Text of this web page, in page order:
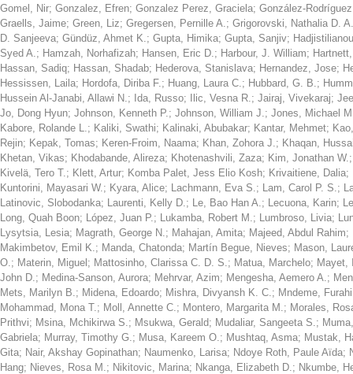
Gomel, Nir; Gonzalez, Efren; Gonzalez Perez, Graciela; González-
Graells, Jaime; Green, Liz; Gregersen, Pernille A.; Grigorovski, Nathalia D.
D. Sanjeeva; Gündüz, Ahmet K.; Gupta, Himika; Gupta, Sanjiv;
Syed A.; Hamzah, Norhafizah; Hansen, Eric D.; Harbour, J. William;
Hassan, Sadiq; Hassan, Shadab; Hederova, Stanislava; Hernandez, Jose;
Hessissen, Laila; Hordofa, Diriba F.; Huang, Laura C.; Hubbard, G. B.;
Hussein Al-Janabi, Allawi N.; Ida, Russo; Ilic, Vesna R.; Jairaj, Vivekaraj;
Jo, Dong Hyun; Johnson, Kenneth P.; Johnson, William J.; Jones, Michael
Kabore, Rolande L.; Kaliki, Swathi; Kalinaki, Abubakar; Kantar, Mehmet;
Rejin; Kepak, Tomas; Keren-Froim, Naama; Khan, Zohora J.; Khaqan,
Khetan, Vikas; Khodabande, Alireza; Khotenashvili, Zaza; Kim, Jonathan W.
Kivelä, Tero T.; Klett, Artur; Komba Palet, Jess Elio Kosh; Krivaitiene, Dalia;
Kuntorini, Mayasari W.; Kyara, Alice; Lachmann, Eva S.; Lam, Carol P. S.;
Latinovic, Slobodanka; Laurenti, Kelly D.; Le, Bao Han A.; Lecuona, Karin;
Long, Quah Boon; López, Juan P.; Lukamba, Robert M.; Lumbroso, Livia;
Lysytsia, Lesia; Magrath, George N.; Mahajan, Amita; Majeed, Abdul Rahim;
Makimbetov, Emil K.; Manda, Chatonda; Martín Begue, Nieves; Mason,
O.; Materin, Miguel ; Mattosinho, Clarissa C. D. S.; Matua, Marchelo; Mayet,
John D.; Medina-Sanson, Aurora; Mehrvar, Azim; Mengesha, Aemero A.;
Mets, Marilyn B.; Midena, Edoardo; Mishra, Divyansh K. C.; Mndeme,
Mohammad, Mona T.; Moll, Annette C.; Montero, Margarita M.; Morales,
Prithvi; Msina, Mchikirwa S.; Msukwa, Gerald; Mudaliar, Sangeeta S.;
Gabriela; Murray, Timothy G.; Musa, Kareem O.; Mushtaq, Asma; Mustak,
Gita; Nair, Akshay Gopinathan; Naumenko, Larisa; Ndoye Roth, Paule Aïda;
Hang; Nieves, Rosa M.; Nikitovic, Marina; Nkanga, Elizabeth D.; Nkumbe,